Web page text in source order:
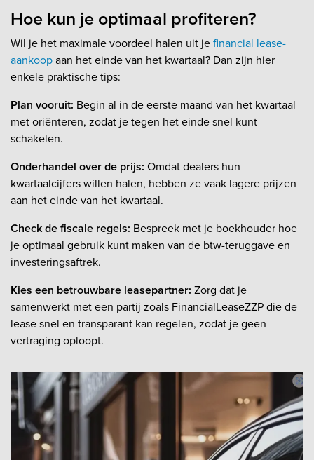
Hoe kun je optimaal profiteren?
Wil je het maximale voordeel halen uit jefinancial lease-
aankoopaan het einde van het kwartaal? Dan zijn hier
enkele praktische tips:
Plan vooruit: Begin al in de eerste maand van het kwartaal
met oriënteren, zodat je tegen het einde snel kunt
schakelen.
Onderhandel over de prijs: Omdat dealers hun
kwartaalcijfers willen halen, hebben ze vaak lagere prijzen
aan het einde van het kwartaal.
Check de fiscale regels: Bespreek met je boekhouder hoe
je optimaal gebruik kunt maken van de btw-teruggave en
investeringsaftrek.
Kies een betrouwbare leasepartner: Zorg dat je
samenwerkt met een partij zoals FinancialLeaseZZP die de
lease snel en transparant kan regelen, zodat je geen
vertraging oploopt.